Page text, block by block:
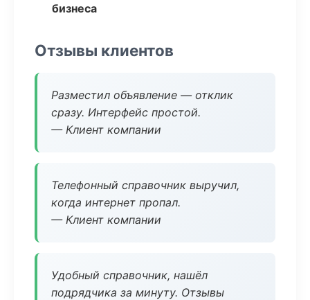
бизнеса
Отзывы клиентов
Разместил объявление — отклик
сразу. Интерфейс простой.
— Клиент компании
Телефонный справочник выручил,
когда интернет пропал.
— Клиент компании
Удобный справочник, нашёл
подрядчика за минуту. Отзывы